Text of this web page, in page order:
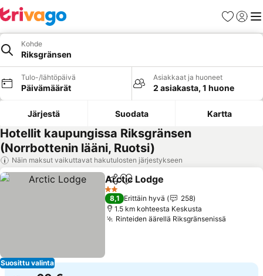
Suosikit
Kohde
Riksgränsen
Tulo-/lähtöpäivä
Päivämäärät
Asiakkaat ja huoneet
2 asiakasta, 1 huone
Järjestä Suodata Kartta
Hotellit kaupungissa Riksgränsen
(Norrbottenin lääni, Ruotsi)
Näin maksut vaikuttavat hakutulosten järjestykseen
Suosittu valinta
Jaa Lisää suosikkeihin
Arctic Lodge
2 Tähtiluokitus
8,1 Erittäin hyvä
258
1.5 km kohteesta Keskusta
Rinteiden äärellä Riksgränsenissä